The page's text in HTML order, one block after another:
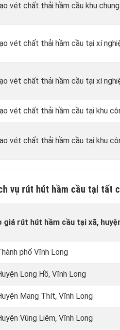
vét chất thải hầm cầu khu
vét chất thải hầm cầu tại xí
vét chất thải hầm cầu tại xí
vét chất thải hầm cầu tại khu
vét chất thải hầm cầu tại khu
vụ rút hút hầm cầu tại tất
giá rút hút hầm cầu tại xã,
phố Vĩnh Long
Long Hồ, Vĩnh Long
Mang Thít, Vĩnh Long
Vũng Liêm, Vĩnh Long